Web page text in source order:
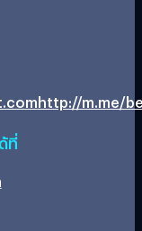
http://m.me/
ที่